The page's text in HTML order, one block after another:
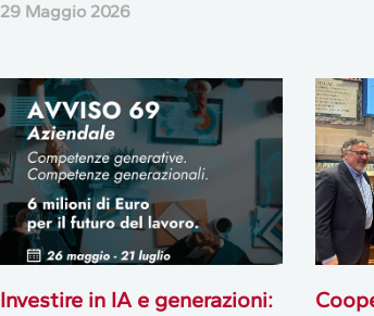
29 Maggio 2026
Investire in IA e generazioni: